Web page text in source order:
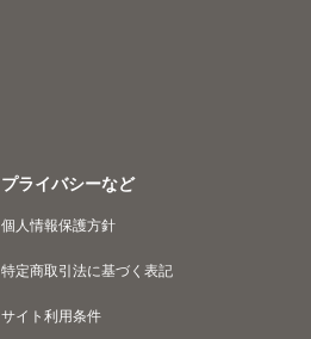
プライバシーなど
個人情報保護方針
特定商取引法に基づく表記
サイト利用条件